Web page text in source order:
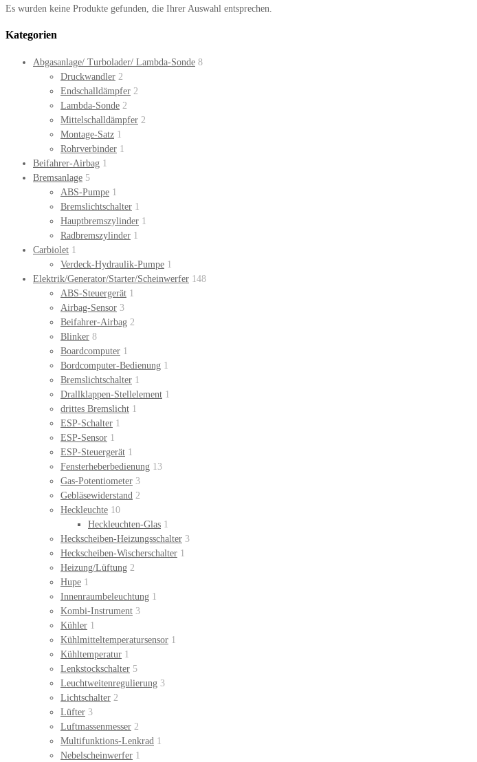
Es wurden keine Produkte gefunden, die Ihrer Auswahl entsprechen.
Kategorien
Abgasanlage/ Turbolader/ Lambda-Sonde 8
Druckwandler 2
Endschalldämpfer 2
Lambda-Sonde 2
Mittelschalldämpfer 2
Montage-Satz 1
Rohrverbinder 1
Beifahrer-Airbag 1
Bremsanlage 5
ABS-Pumpe 1
Bremslichtschalter 1
Hauptbremszylinder 1
Radbremszylinder 1
Carbiolet 1
Verdeck-Hydraulik-Pumpe 1
Elektrik/Generator/Starter/Scheinwerfer 148
ABS-Steuergerät 1
Airbag-Sensor 3
Beifahrer-Airbag 2
Blinker 8
Boardcomputer 1
Bordcomputer-Bedienung 1
Bremslichtschalter 1
Drallklappen-Stellelement 1
drittes Bremslicht 1
ESP-Schalter 1
ESP-Sensor 1
ESP-Steuergerät 1
Fensterheberbedienung 13
Gas-Potentiometer 3
Gebläsewiderstand 2
Heckleuchte 10
Heckleuchten-Glas 1
Heckscheiben-Heizungsschalter 3
Heckscheiben-Wischerschalter 1
Heizung/Lüftung 2
Hupe 1
Innenraumbeleuchtung 1
Kombi-Instrument 3
Kühler 1
Kühlmitteltemperatursensor 1
Kühltemperatur 1
Lenkstockschalter 5
Leuchtweitenregulierung 3
Lichtschalter 2
Lüfter 3
Luftmassenmesser 2
Multifunktions-Lenkrad 1
Nebelscheinwerfer 1